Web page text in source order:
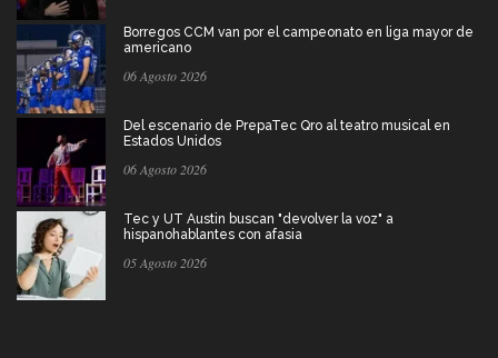
Borregos CCM van por el campeonato en liga mayor de
americano
06 Agosto 2026
Del escenario de PrepaTec Qro al teatro musical en
Estados Unidos
06 Agosto 2026
Tec y UT Austin buscan "devolver la voz" a
hispanohablantes con afasia
05 Agosto 2026